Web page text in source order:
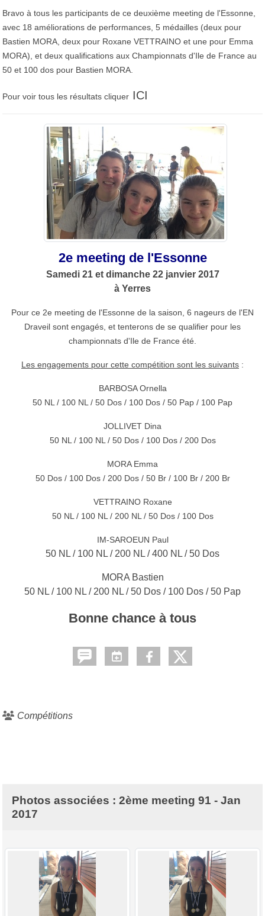
Bravo à tous les participants de ce deuxième meeting de l'Essonne,
avec 18 améliorations de performances, 5 médailles (deux pour
Bastien MORA, deux pour Roxane VETTRAINO et une pour Emma
MORA), et deux qualifications aux Championnats d'Ile de France au
50 et 100 dos pour Bastien MORA.
Pour voir tous les résultats cliquer ICI
2e meeting de l'Essonne
Samedi 21 et dimanche 22 janvier 2017
à Yerres
Pour ce 2e meeting de l'Essonne de la saison, 6 nageurs de l'EN
Draveil sont engagés, et tenterons de se qualifier pour les
championnats d'Ile de France été.
Les engagements pour cette compétition sont les suivants :
BARBOSA Ornella
50 NL / 100 NL / 50 Dos / 100 Dos / 50 Pap / 100 Pap
JOLLIVET Dina
50 NL / 100 NL / 50 Dos / 100 Dos / 200 Dos
MORA Emma
50 Dos / 100 Dos / 200 Dos / 50 Br / 100 Br / 200 Br
VETTRAINO Roxane
50 NL / 100 NL / 200 NL / 50 Dos / 100 Dos
IM-SAROEUN Paul
50 NL / 100 NL / 200 NL / 400 NL / 50 Dos
MORA Bastien
50 NL / 100 NL / 200 NL / 50 Dos / 100 Dos / 50 Pap
Bonne chance à tous
Compétitions
Photos associées : 2ème meeting 91 - Jan
2017